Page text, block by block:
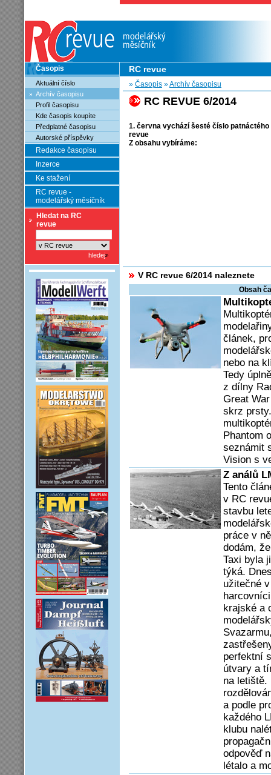
Časopis
Aktuální číslo
Archív časopisu
Profil časopisu
Kde časopis koupíte
Předplatné časopisu
Autorské příspěvky
Redakce časopisu
Inzerce
Ke stažení
RC revue -
modelářský měsíčník
Hledat na RC
revue
RC revue
» Časopis »Archív časopisu
RC REVUE 6/2014
1. června vychází šesté číslo
revue
Z obsahu vybíráme:
V RC revue 6/2014 naleznete
Obsah
článek,
nebo na
Tedy
z dílny
Great
skrz
Phantom
seznámit
Vision s
Z análů
Tento
v RC
stavbu
práce v
dodám,
Taxi byla
týká.
užitečné
krajské a
perfektní
útvary a
na letiště.
a podle
každého
klubu
odpověď
létalo a